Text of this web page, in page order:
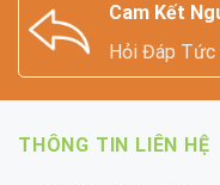
Cam Kết
Hỏi Đáp Tức
THÔNG TIN LIÊN HỆ